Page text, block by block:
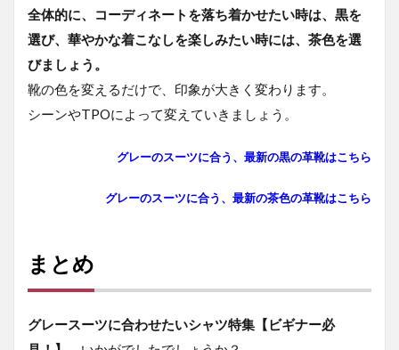
全体的に、コーディネートを落ち着かせたい時は、黒を
選び、華やかな着こなしを楽しみたい時には、茶色を選
びましょう。
靴の色を変えるだけで、印象が大きく変わります。
シーンやTPOによって変えていきましょう。
グレーのスーツに合う、最新の黒の革靴はこちら
グレーのスーツに合う、最新の茶色の革靴はこちら
まとめ
グレースーツに合わせたいシャツ特集【ビギナー必